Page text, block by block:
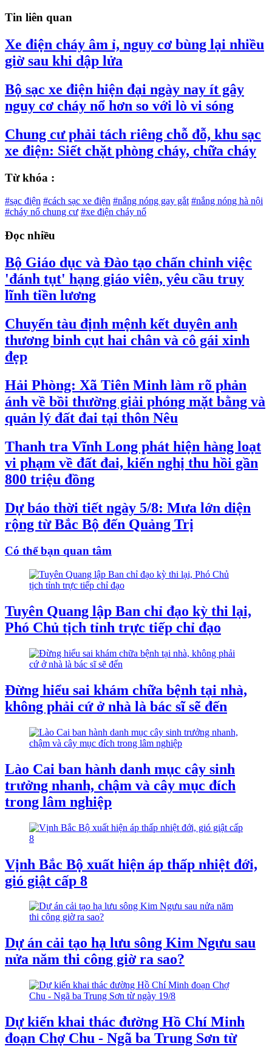
Tin liên quan
Xe điện cháy âm ỉ, nguy cơ bùng lại nhiều
giờ sau khi dập lửa
Bộ sạc xe điện hiện đại ngày nay ít gây
nguy cơ cháy nổ hơn so với lò vi sóng
Chung cư phải tách riêng chỗ đỗ, khu sạc
xe điện: Siết chặt phòng cháy, chữa cháy
Từ khóa :
#sạc điện #cách sạc xe điện #nắng nóng gay gắt #nắng nóng hà nội
#cháy nổ chung cư #xe điện cháy nổ
Đọc nhiều
Bộ Giáo dục và Đào tạo chấn chỉnh việc
'đánh tụt' hạng giáo viên, yêu cầu truy
lĩnh tiền lương
Chuyến tàu định mệnh kết duyên anh
thương binh cụt hai chân và cô gái xinh
đẹp
Hải Phòng: Xã Tiên Minh làm rõ phản
ánh về bồi thường giải phóng mặt bằng và
quản lý đất đai tại thôn Nêu
Thanh tra Vĩnh Long phát hiện hàng loạt
vi phạm về đất đai, kiến nghị thu hồi gần
800 triệu đồng
Dự báo thời tiết ngày 5/8: Mưa lớn diện
rộng từ Bắc Bộ đến Quảng Trị
Có thể bạn quan tâm
Tuyên Quang lập Ban chỉ đạo kỳ thi lại,
Phó Chủ tịch tỉnh trực tiếp chỉ đạo
Đừng hiểu sai khám chữa bệnh tại nhà,
không phải cứ ở nhà là bác sĩ sẽ đến
Lào Cai ban hành danh mục cây sinh
trưởng nhanh, chậm và cây mục đích
trong lâm nghiệp
Vịnh Bắc Bộ xuất hiện áp thấp nhiệt đới,
gió giật cấp 8
Dự án cải tạo hạ lưu sông Kim Ngưu sau
nửa năm thi công giờ ra sao?
Dự kiến khai thác đường Hồ Chí Minh
đoạn Chợ Chu - Ngã ba Trung Sơn từ